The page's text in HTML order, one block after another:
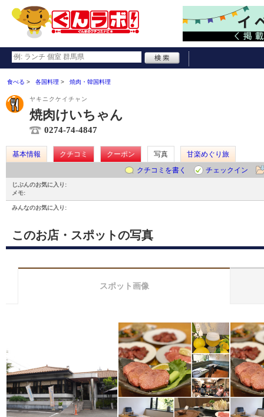
食べる 各国料理 焼肉・韓国料理
ヤキニクケイチャン
焼肉けいちゃん
0274-74-4847
基本情報 クチコミ クーポン 写真
甘楽めぐり旅
クチコミを書く
チェックイン
じぶんのお気に入り:
メモ:
みんなのお気に入り:
このお店・スポットの写真
スポット画像